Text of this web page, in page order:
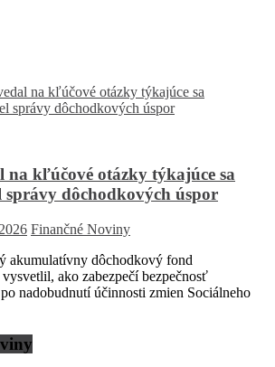
na kľúčové otázky týkajúce sa
dôchodkových úspor
Finančné Noviny
akumulatívny dôchodkový fond
ako zabezpečí bezpečnosť
nadobudnutí účinnosti zmien Sociálneho